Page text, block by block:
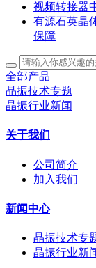
视频转接器
有源石英晶
保障
全部产品
晶振技术专题
晶振行业新闻
关于我们
公司简介
加入我们
新闻中心
晶振技术专
晶振行业新